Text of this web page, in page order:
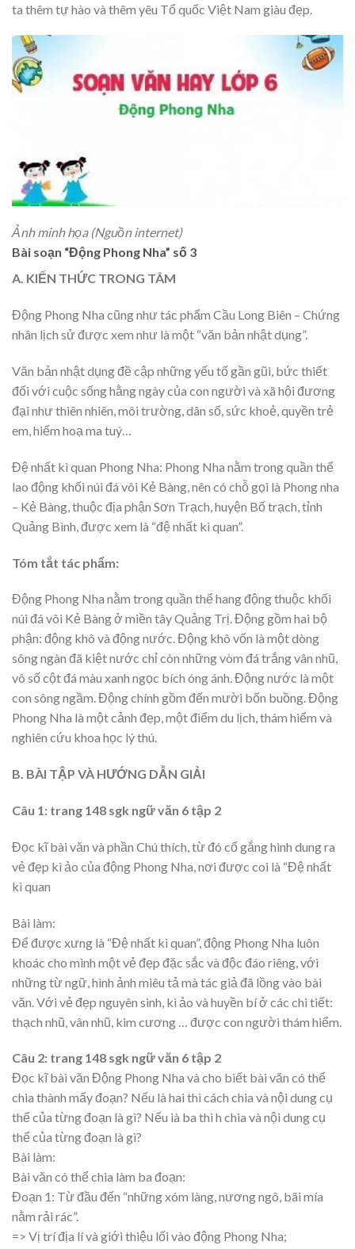
ta thêm tự hào và thêm yêu Tổ quốc Việt Nam giàu đẹp.
Ảnh minh họa (Nguồn internet)
Bài soạn “Động Phong Nha” số 3
A. KIẾN THỨC TRONG TÂM
Động Phong Nha cũng như tác phẩm Cầu Long Biên – Chứng
nhân lịch sử được xem như là một “văn bản nhật dụng”.
Văn bản nhật dụng đề cập những yếu tố gần gũi, bức thiết
đối với cuộc sống hằng ngày của con người và xã hội đương
đại như thiên nhiên, môi trường, dân số, sức khoẻ, quyền trẻ
em, hiểm hoạ ma tuý…
Đệ nhất kì quan Phong Nha: Phong Nha nằm trong quần thể
lao động khối núi đá vôi Kẻ Bàng, nên có chỗ gọi là Phong nha
– Kẻ Bàng, thuộc địa phận Sơn Trạch, huyện Bố trạch, tỉnh
Quảng Bình, được xem là “đệ nhất kì quan”.
Tóm tắt tác phẩm:
Động Phong Nha nằm trong quần thể hang động thuộc khối
núi đá vôi Kẻ Bàng ở miền tây Quảng Trị. Động gồm hai bộ
phận: động khô và động nước. Động khô vốn là một dòng
sông ngàn đã kiệt nước chỉ còn những vòm đá trắng vân nhũ,
vô số cột đá màu xanh ngọc bích óng ánh. Động nước là một
con sông ngầm. Động chính gồm đến mười bốn buồng. Động
Phong Nha là một cảnh đẹp, một điểm du lịch, thám hiểm và
nghiên cứu khoa học lý thú.
B. BÀI TẬP VÀ HƯỚNG DẪN GIẢI
Câu 1: trang 148 sgk ngữ văn 6 tập 2
Đọc kĩ bài văn và phần Chú thích, từ đó cố gắng hình dung ra
vẻ đẹp kì ảo của động Phong Nha, nơi được coi là “Đệ nhất
kì quan
Bài làm:
Để được xưng là “Đệ nhất kì quan”, động Phong Nha luôn
khoác cho mình một vẻ đẹp đặc sắc và độc đáo riêng, với
những từ ngữ, hình ảnh miêu tả mà tác giả đã lồng vào bài
văn. Với vẻ đẹp nguyên sinh, kì ảo và huyền bí ở các chi tiết:
thạch nhũ, vân nhũ, kim cương … được con người thám hiểm.
Câu 2: trang 148 sgk ngữ văn 6 tập 2
Đọc kĩ bài văn Động Phong Nha và cho biết bài văn có thể
chia thành mấy đoạn? Nếu là hai thì cách chia và nội dung cụ
thể của từng đoạn là gì? Nếu ià ba thì h chia và nội dung cụ
thể của từng đoạn là gì?
Bài làm:
Bài văn có thể chia làm ba đoạn:
Đoạn 1: Từ đầu đến “những xóm làng, nương ngô, bãi mía
nằm rải rác”.
=> Vị trí địa lí và giới thiệu lối vào động Phong Nha;